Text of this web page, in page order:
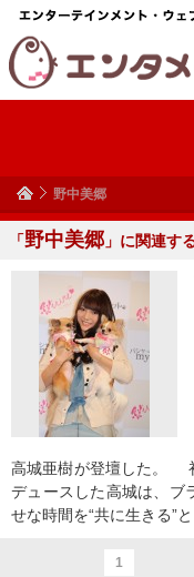
野中美郷
「野中美郷 」に関連す
高城亜樹が登壇した。
デュースした高城は、ブ
せな時間を“共に生きる”と
1